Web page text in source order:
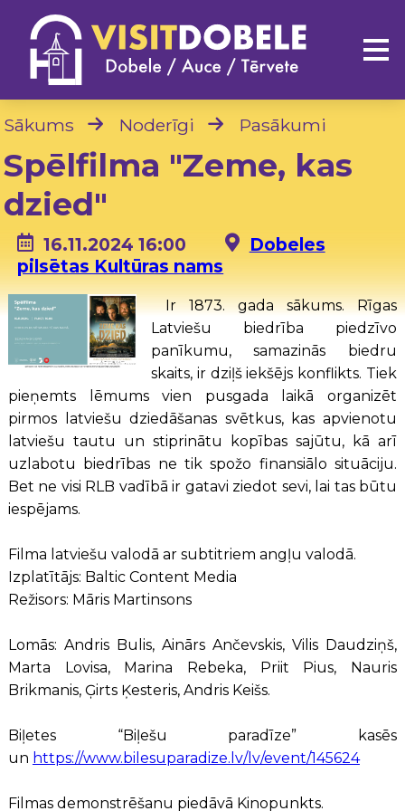
Sākums Noderīgi Pasākumi
Spēlfilma "Zeme, kas
dzied"
16.11.2024 16:00
Dobeles
pilsētas Kultūras nams
Ir 1873. gada sākums. Rīgas
Latviešu biedrība piedzīvo
panīkumu, samazinās biedru
skaits, ir dziļš iekšējs konflikts. Tiek
pieņemts lēmums vien pusgada laikā organizēt
pirmos latviešu dziedāšanas svētkus, kas apvienotu
latviešu tautu un stiprinātu kopības sajūtu, kā arī
uzlabotu biedrības ne tik spožo finansiālo situāciju.
Bet ne visi RLB vadībā ir gatavi ziedot sevi, lai tas būtu
iespējams.
Filma latviešu valodā ar subtitriem angļu valodā.
Izplatītājs: Baltic Content Media
Režisors: Māris Martinsons
Lomās: Andris Bulis, Ainārs Ančevskis, Vilis Daudziņš,
Marta Lovisa, Marina Rebeka, Priit Pius, Nauris
Brikmanis, Ģirts Ķesteris, Andris Keišs.
Biļetes “Biļešu paradīze” kasēs
un https://www.bilesuparadize.lv/lv/event/145624
Filmas demonstrēšanu piedāvā Kinopunkts.